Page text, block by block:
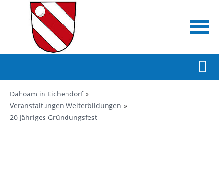
Dahoam in Eichendorf
Veranstaltungen Weiterbildungen
20 Jähriges Gründungsfest